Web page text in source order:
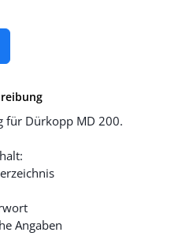
für Dürkopp MD 200.
Angaben